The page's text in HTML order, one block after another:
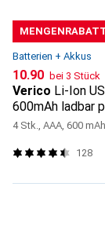
Batterien + Akkus
CHF
10.90 bei 3 Stück
Verico Li-Ion
600mAh ladbar
4 Stk., AAA, 600 mAh
128